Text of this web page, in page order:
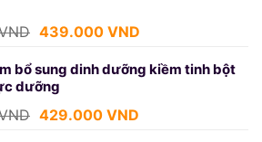
Giá
là:
750.000 VND.
439.000 VNDGiá
tại
bổ sung dinh dưỡng kiềm tinh bột
dưỡng
Giá
429.000 VNDGiá